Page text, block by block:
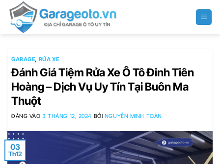
qua
GARAGE, RỬA XE
Đánh Giá Tiệm Rửa Xe Ô Tô Đinh Tiên
Hoàng – Dịch Vụ Uy Tín Tại Buôn Ma
Thuột
ĐĂNG VÀO3 THÁNG 12, 2024 BỞI NGUYỄN MINH TOÀN
03
Th12